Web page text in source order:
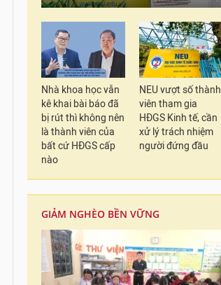
Nhà khoa học vẫn
kê khai bài báo đã
bị rút thì không nên
là thành viên của
bất cứ HĐGS cấp
nào
NEU vượt số thành
viên tham gia
HĐGS Kinh tế, cần
xử lý trách nhiệm
người đứng đầu
GIẢM NGHÈO BỀN VỮNG